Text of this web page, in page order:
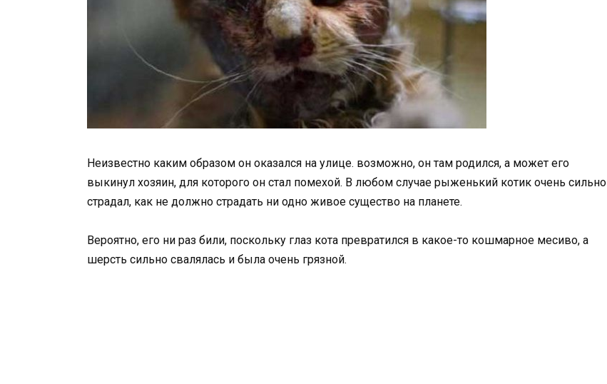
Неизвестно каким образом он оказался на улице. возможно, он там родился, а может его
выкинул хозяин, для которого он стал помехой. В любом случае рыженький котик очень сильно
страдал, как не должно страдать ни одно живое существо на планете.
Вероятно, его ни раз били, поскольку глаз кота превратился в какое-то кошмарное месиво, а
шерсть сильно свалялась и была очень грязной.